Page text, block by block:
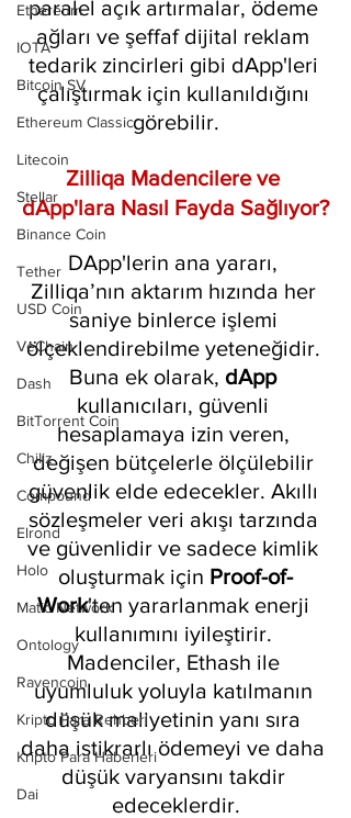
Ethereum
IOTA
Bitcoin SV
Ethereum Classic
Litecoin
Stellar
Binance Coin
Tether
USD Coin
VeChain
Dash
BitTorrent Coin
Chiliz
Compound
Elrond
Holo
Matic Network
Ontology
Ravencoin
Kripto Para Rehberi
Kripto Para Haberleri
Dai
paralel açık artırmalar, ödeme
ağları ve şeffaf dijital reklam
tedarik zincirleri gibi dApp'leri
çalıştırmak için kullanıldığını
görebilir.
Zilliqa Madencilere ve
dApp'lara Nasıl Fayda Sağlıyor?
DApp'lerin ana yararı,
Zilliqa’nın aktarım hızında her
saniye binlerce işlemi
ölçeklendirebilme yeteneğidir.
Buna ek olarak, dApp
kullanıcıları, güvenli
hesaplamaya izin veren,
değişen bütçelerle ölçülebilir
güvenlik elde edecekler. Akıllı
sözleşmeler veri akışı tarzında
ve güvenlidir ve sadece kimlik
oluşturmak için Proof-of-
Work'ten yararlanmak enerji
kullanımını iyileştirir.
Madenciler, Ethash ile
uyumluluk yoluyla katılmanın
düşük maliyetinin yanı sıra
daha istikrarlı ödemeyi ve daha
düşük varyansını takdir
edeceklerdir.